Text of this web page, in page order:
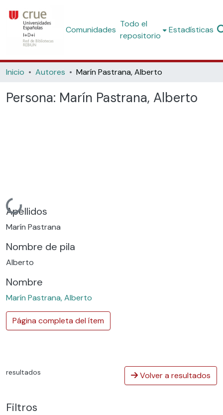
Comunidades
Todo el
repositorio
Estadísticas
Inicio Autores Marín Pastrana, Alberto
Persona: Marín Pastrana, Alberto
Cargando...
Apellidos
Marín Pastrana
Nombre de pila
Alberto
Nombre
Marín Pastrana, Alberto
Página completa del ítem
resultados Volver a resultados
Filtros